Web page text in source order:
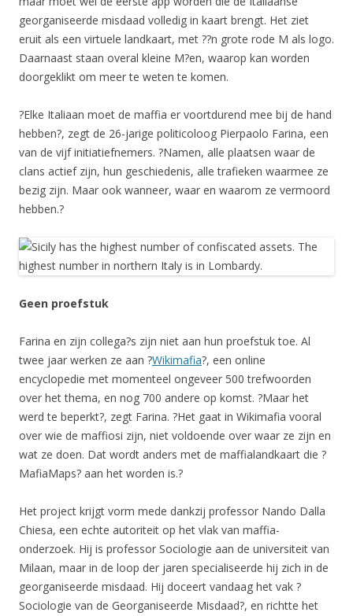
georganiseerde misdaad volledig in kaart brengt. Het ziet
eruit als een virtuele landkaart, met ??n grote rode M als logo.
Daarnaast staan overal kleine M?en, waarop kan worden
doorgeklikt om meer te weten te komen.
?Elke Italiaan moet de maffia er voortdurend mee bij de hand
hebben?, zegt de 26-jarige politicoloog Pierpaolo Farina, een
van de vijf initiatiefnemers. ?Namen, alle plaatsen waar de
clans actief zijn, hun geschiedenis, alle trafieken waarmee ze
bezig zijn. Maar ook wanneer, waar en waarom ze vermoord
hebben.?
Geen proefstuk
Farina en zijn collega?s zijn niet aan hun proefstuk toe. Al
twee jaar werken ze aan ?Wikimafia?, een online
encyclopedie met momenteel ongeveer 500 trefwoorden
over het thema, en nog 700 andere op komst. ?Maar het
werd te beperkt?, zegt Farina. ?Het gaat in Wikimafia vooral
over wie de maffiosi zijn, niet voldoende over waar ze zijn en
wat ze doen. Dat wordt anders met de maffialandkaart die ?
MafiaMaps? aan het worden is.?
Het project krijgt vorm mede dankzij professor Nando Dalla
Chiesa, een echte autoriteit op het vlak van maffia-
onderzoek. Hij is professor Sociologie aan de universiteit van
Milaan, maar in de loop der jaren specialiseerde hij zich in de
georganiseerde misdaad. Hij doceert vandaag het vak ?
Sociologie van de Georganiseerde Misdaad?, en richtte het